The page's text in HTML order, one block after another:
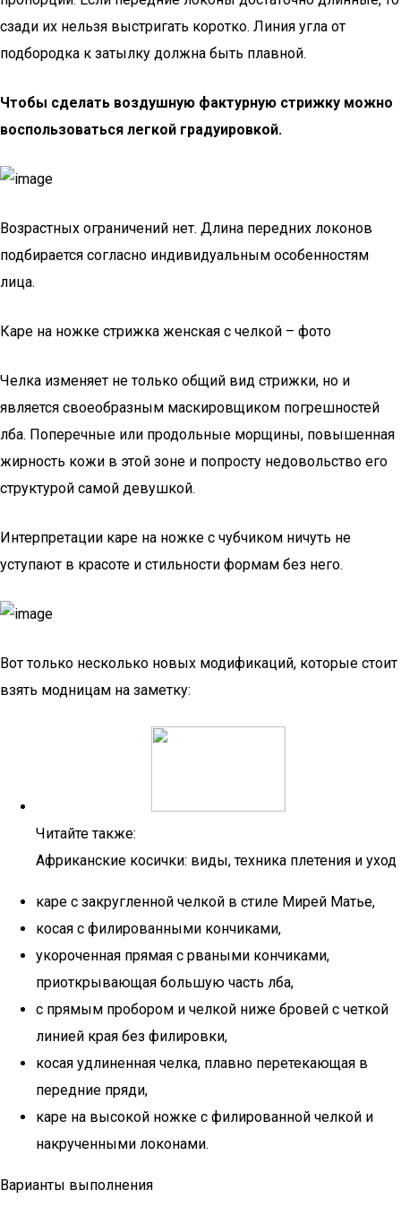
сзади их нельзя выстригать коротко. Линия угла от
подбородка к затылку должна быть плавной.
Чтобы сделать воздушную фактурную стрижку можно
воспользоваться легкой градуировкой.
Возрастных ограничений нет. Длина передних локонов
подбирается согласно индивидуальным особенностям
лица.
Каре на ножке стрижка женская с челкой – фото
Челка изменяет не только общий вид стрижки, но и
является своеобразным маскировщиком погрешностей
лба. Поперечные или продольные морщины, повышенная
жирность кожи в этой зоне и попросту недовольство его
структурой самой девушкой.
Интерпретации каре на ножке с чубчиком ничуть не
уступают в красоте и стильности формам без него.
Вот только несколько новых модификаций, которые стоит
взять модницам на заметку:
Читайте также:
Африканские косички: виды, техника плетения и уход
каре с закругленной челкой в стиле Мирей Матье,
косая с филированными кончиками,
укороченная прямая с рваными кончиками,
приоткрывающая большую часть лба,
с прямым пробором и челкой ниже бровей с четкой
линией края без филировки,
косая удлиненная челка, плавно перетекающая в
передние пряди,
каре на высокой ножке с филированной челкой и
накрученными локонами.
Варианты выполнения